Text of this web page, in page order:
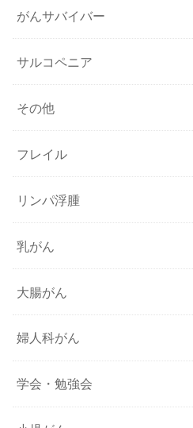
がんサバイバー
サルコペニア
その他
フレイル
リンパ浮腫
乳がん
大腸がん
婦人科がん
学会・勉強会